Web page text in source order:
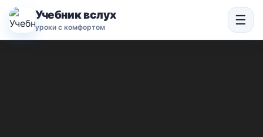
Учебник вслух
уроки с комфортом ☰